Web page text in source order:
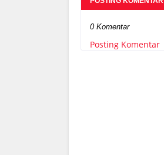
0 Komentar
Posting Komentar